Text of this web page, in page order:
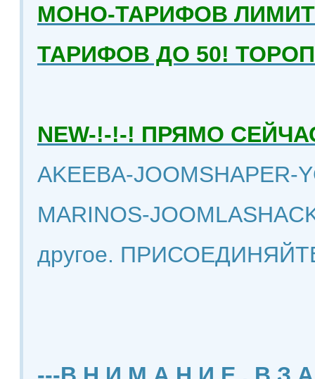
МОНО-ТАРИФОВ
ТАРИФОВ ДО 50!
NEW-!-!-! ПРЯМО
AKEEBA-JOOMSHAPER-
MARINOS-
другое.